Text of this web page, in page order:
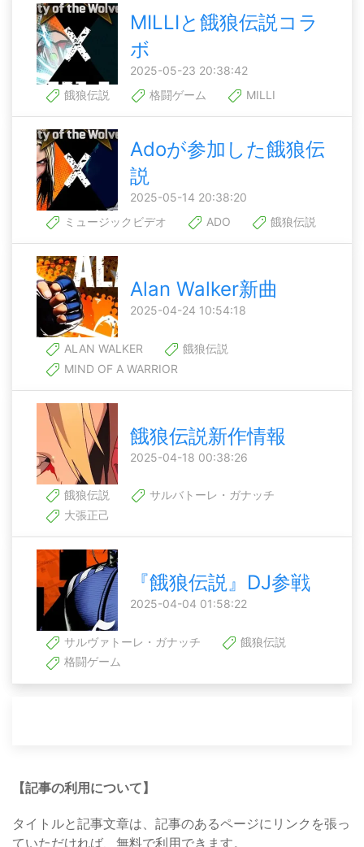
MILLIと餓狼伝説コラ
ボ
2025-05-23 20:38:42
餓狼伝説
格闘ゲーム MILLI
Adoが参加した餓狼伝
説
2025-05-14 20:38:20
ミュージックビデオ
ADO 餓狼伝説
Alan Walker新曲
2025-04-24 10:54:18
ALAN WALKER
餓狼伝説
MIND OF A WARRIOR
餓狼伝説新作情報
2025-04-18 00:38:26
餓狼伝説
サルバトーレ・ガナッチ
大張正己
『餓狼伝説』DJ参戦
2025-04-04 01:58:22
サルヴァトーレ・ガナッチ
餓狼伝説
格闘ゲーム
【記事の利用について】
タイトルと記事文章は、記事のあるページにリンクを張っ
ていただければ、無料で利用できます。